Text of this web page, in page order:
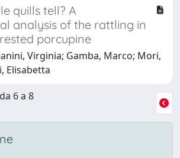
quills tell? A
analysis of the rattling in
porcupine
Virginia; Gamba, Marco; Mori,
Elisabetta
6 a 8